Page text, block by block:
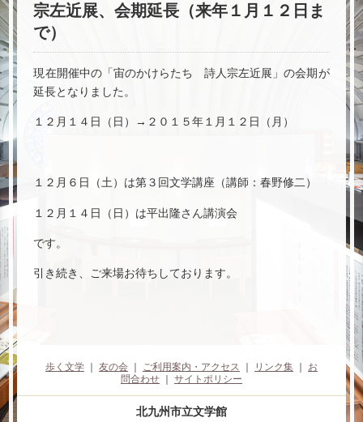
宗左近展、会期延長（来年１月１２日ま
で）
現在開催中の「宙のかけらたち 詩人宗左近展」の会期が
延長となりました。
１２月１４日（日）→２０１５年１月１２日（月）
１２月６日（土）は第３回文学講座（講師：春野修二）
１２月１４日（日）は平出隆さん講演会
です。
引き続き、ご来場お待ちしております。
歩く文学 友の会 ご利用案内・アクセス リンク集
お
問合わせ
サイトポリシー
北九州市立文学館